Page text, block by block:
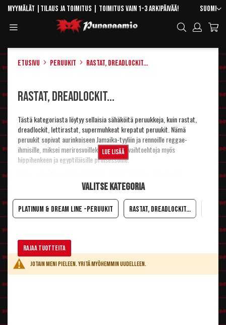
Skip
Content
Kieli
Suomi
Myymälät Tilaus ja toimitus | Toimitus vain 1-3 arkipäivää!
Hae
Etusivu Peruukit Rastat, dreadlockit...
Rastat, dreadlockit...
Tästä kategoriasta löytyy sellaisia sähäköitä peruukkeja, kuin rastat,
dreadlockit, lettirastat, supermuhkeat krepatut peruukit. Nämä
peruukit sopivat aurinkoiseen Jamaika-tyyliin ja rennoille reggae-
ihmisille, miksei merirosvoillekin. Peruukkivaihtoehtoja myös
hippihenkeen ja egyptiläisille prinsessoille.
Lue lisää
Valitse kategoria
Platinum & Dream Line -peruukit Rastat, dreadlockit...
Rajaa tuotteita
Jotain meni pieleen. Yritä myöhemmin uudelleen.